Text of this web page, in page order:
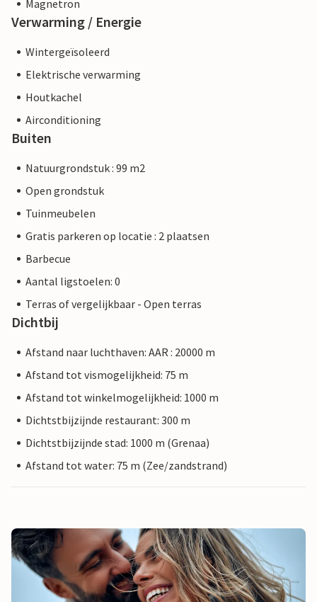
Magnetron
Verwarming / Energie
Wintergeïsoleerd
Elektrische verwarming
Houtkachel
Airconditioning
Buiten
Natuurgrondstuk : 99 m2
Open grondstuk
Tuinmeubelen
Gratis parkeren op locatie : 2 plaatsen
Barbecue
Aantal ligstoelen: 0
Terras of vergelijkbaar - Open terras
Dichtbij
Afstand naar luchthaven: AAR : 20000 m
Afstand tot vismogelijkheid: 75 m
Afstand tot winkelmogelijkheid: 1000 m
Dichtstbijzijnde restaurant: 300 m
Dichtstbijzijnde stad: 1000 m (Grenaa)
Afstand tot water: 75 m (Zee/zandstrand)